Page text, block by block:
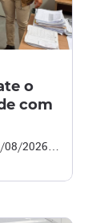
o
com
08/2026